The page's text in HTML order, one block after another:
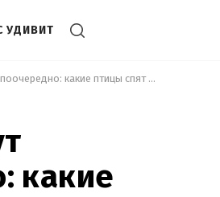
УДИВИТ
У них полушария могут отдыхать поочередно: какие птицы спят в полёте
какие